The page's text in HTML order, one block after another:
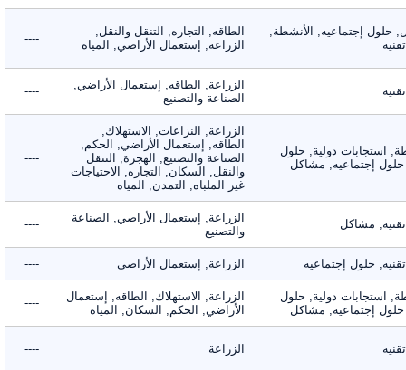
إجتماعيه, الأنشطة,
الطاقه, التجاره, التنقل والنقل,
الزراعة, إستعمال الأراضي, المياه
----
الزراعة, الطاقه, إستعمال الأراضي,
الصناعة والتصنيع
----
استجابات دولية, حلول
إجتماعيه, مشاكل
الزراعة, النزاعات, الاستهلاك,
الطاقه, إستعمال الأراضي, الحكم,
الصناعة والتصنيع, الهجرة, التنقل
والنقل, السكان, التجاره, الاحتياجات
غير الملباه, التمدن, المياه
----
مشاكل
الزراعة, إستعمال الأراضي, الصناعة
والتصنيع
----
حلول إجتماعيه الزراعة, إستعمال الأراضي ----
استجابات دولية, حلول
إجتماعيه, مشاكل
الزراعة, الاستهلاك, الطاقه, إستعمال
الأراضي, الحكم, السكان, المياه
----
الزراعة ----